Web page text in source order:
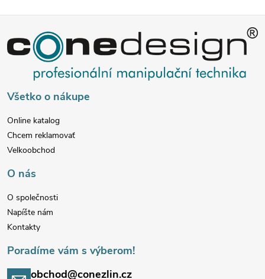
á
p
ä
t
e
Všetko o nákupe
Online katalog
Chcem reklamovať
Velkoobchod
O nás
O společnosti
Napíšte nám
Kontakty
Poradíme vám s výberom!
obchod@conezlin.cz